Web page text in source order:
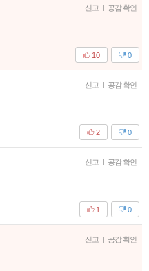
신고 | 공감 확인
0
10
신고 | 공감 확인
0
2
신고 | 공감 확인
0
1
신고 | 공감 확인